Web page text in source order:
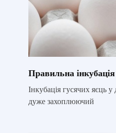
Правильна
Інкубація гусячих яєць
дуже захоплюючий